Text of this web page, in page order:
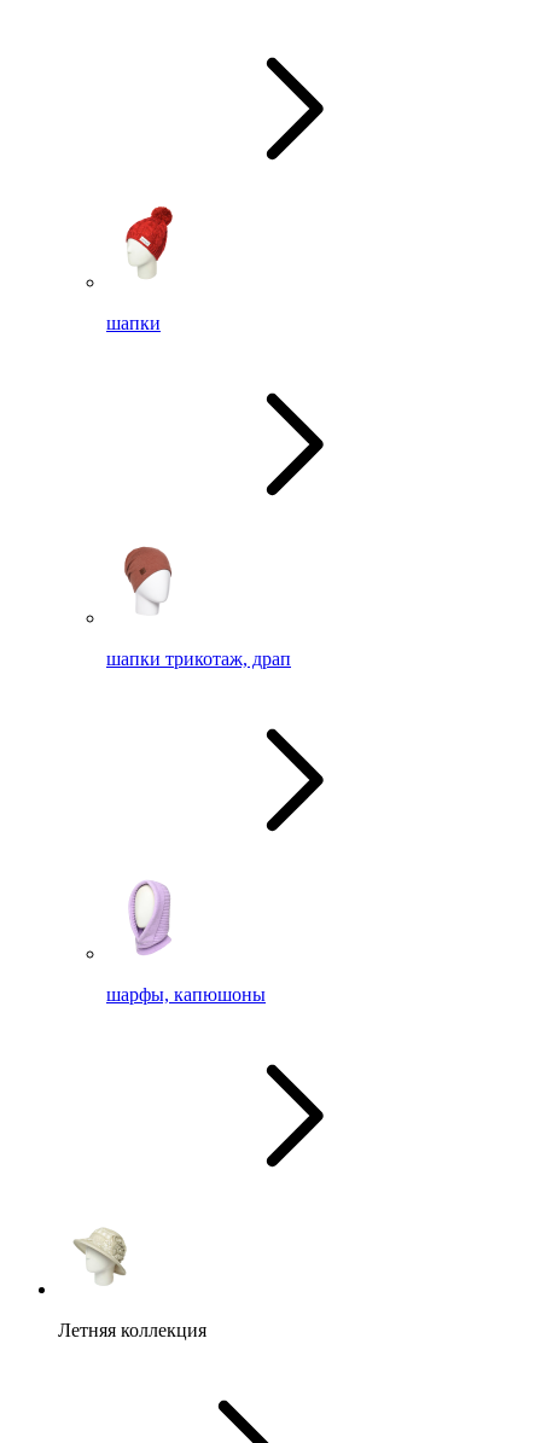
шапки
шапки трикотаж, драп
шарфы, капюшоны
Летняя коллекция